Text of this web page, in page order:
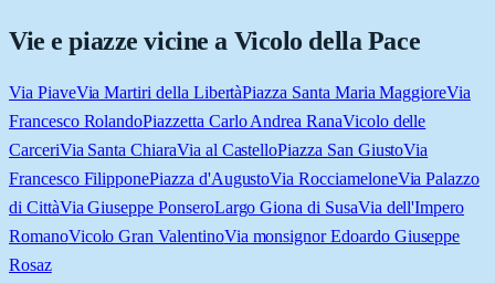
Vie e piazze vicine a Vicolo della Pace
Via PiaveVia Martiri della LibertàPiazza Santa Maria MaggioreVia
Francesco RolandoPiazzetta Carlo Andrea RanaVicolo delle
CarceriVia Santa ChiaraVia al CastelloPiazza San GiustoVia
Francesco FilipponePiazza d'AugustoVia RocciameloneVia Palazzo
di CittàVia Giuseppe PonseroLargo Giona di SusaVia dell'Impero
RomanoVicolo Gran ValentinoVia monsignor Edoardo Giuseppe
Rosaz